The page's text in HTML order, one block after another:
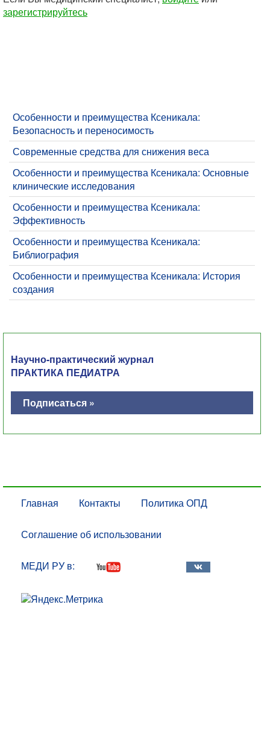
зарегистрируйтесь
Особенности и преимущества Ксеникала:
Безопасность и переносимость
Современные средства для снижения веса
Особенности и преимущества Ксеникала: Основные
клинические исследования
Особенности и преимущества Ксеникала:
Эффективность
Особенности и преимущества Ксеникала:
Библиография
Особенности и преимущества Ксеникала: История
создания
Научно-практический журнал
ПРАКТИКА ПЕДИАТРА
Подписаться »
Главная Контакты Политика ОПД
Соглашение об использовании
МЕДИ РУ в: